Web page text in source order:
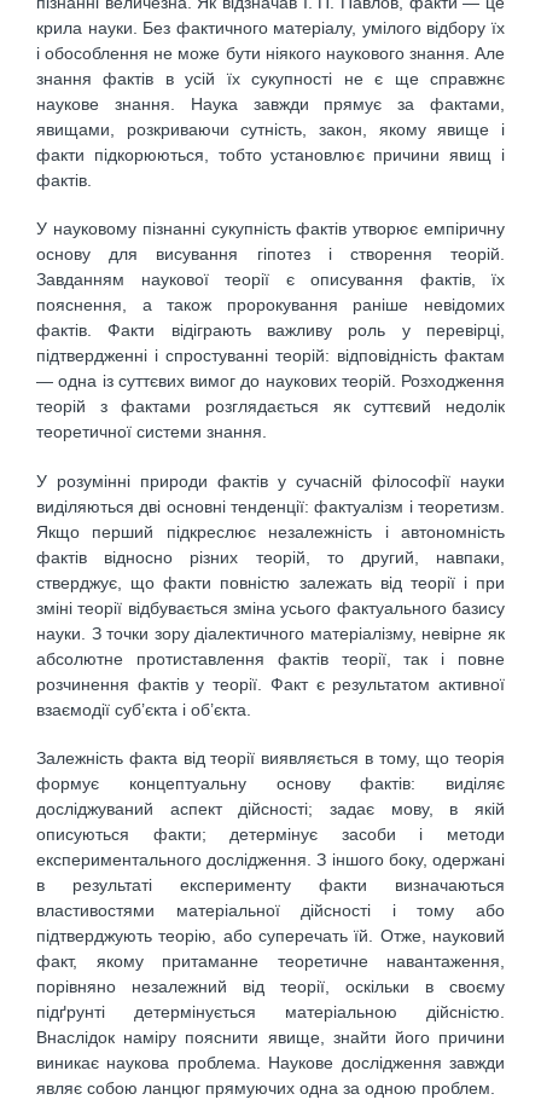
крила науки. Без фактичного матеріалу, умілого відбору їх
і обособлення не може бути ніякого наукового знання. Але
знання фактів в усій їх сукупності не є ще справжнє
наукове знання. Наука завжди прямує за фактами,
явищами, розкриваючи сутність, закон, якому явище і
факти підкорюються, тобто установлює причини явищ і
фактів.
У науковому пізнанні сукупність фактів утворює емпіричну
основу для висування гіпотез і створення теорій.
Завданням наукової теорії є описування фактів, їх
пояснення, а також пророкування раніше невідомих
фактів. Факти відіграють важливу роль у перевірці,
підтвердженні і спростуванні теорій: відповідність фактам
— одна із суттєвих вимог до наукових теорій. Розходження
теорій з фактами розглядається як суттєвий недолік
теоретичної системи знання.
У розумінні природи фактів у сучасній філософії науки
виділяються дві основні тенденції: фактуалізм і теоретизм.
Якщо перший підкреслює незалежність і автономність
фактів відносно різних теорій, то другий, навпаки,
стверджує, що факти повністю залежать від теорії і при
зміні теорії відбувається зміна усього фактуального базису
науки. З точки зору діалектичного матеріалізму, невірне як
абсолютне протиставлення фактів теорії, так і повне
розчинення фактів у теорії. Факт є результатом активної
взаємодії суб’єкта і об’єкта.
Залежність факта від теорії виявляється в тому, що теорія
формує концептуальну основу фактів: виділяє
досліджуваний аспект дійсності; задає мову, в якій
описуються факти; детермінує засоби і методи
експериментального дослідження. З іншого боку, одержані
в результаті експерименту факти визначаються
властивостями матеріальної дійсності і тому або
підтверджують теорію, або суперечать їй. Отже, науковий
факт, якому притаманне теоретичне навантаження,
порівняно незалежний від теорії, оскільки в своєму
підґрунті детермінується матеріальною дійсністю.
Внаслідок наміру пояснити явище, знайти його причини
виникає наукова проблема. Наукове дослідження завжди
являє собою ланцюг прямуючих одна за одною проблем.